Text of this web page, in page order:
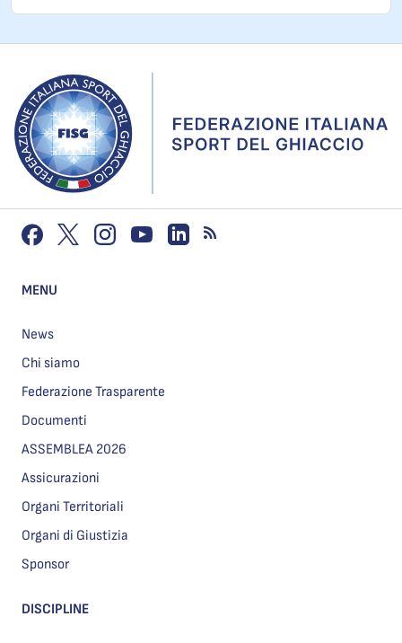
MENU
News
Chi siamo
Federazione Trasparente
Documenti
ASSEMBLEA 2026
Assicurazioni
Organi Territoriali
Organi di Giustizia
Sponsor
DISCIPLINE